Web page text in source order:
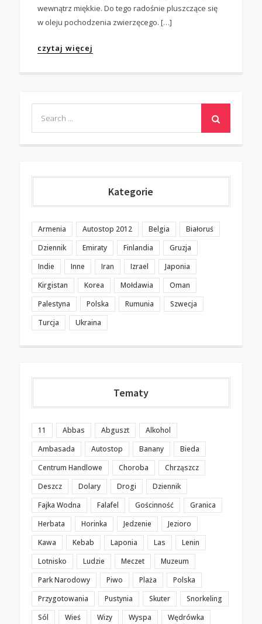
wewnątrz miękkie. Do tego radośnie pluszczące się
w oleju pochodzenia zwierzęcego. […]
czytaj więcej
for:
Kategorie
Armenia Autostop 2012 Belgia
Białoruś
Dziennik
Emiraty Finlandia
Gruzja
Indie
Inne Iran Izrael
Japonia
Kirgistan
Korea Mołdawia
Oman
Palestyna
Polska Rumunia
Szwecja
Turcja
Ukraina
Tematy
11 Abbas Abguszt
Alkohol
Ambasada
Autostop Banany
Bieda
Centrum Handlowe
Choroba
Chrząszcz
Deszcz
Dolary Drogi
Dziennik
Fajka Wodna
Falafel Gościnność
Granica
Herbata
Horinka Jedzenie
Jezioro
Kawa
Kebab Laponia Las
Lenin
Lotnisko
Ludzie Meczet
Muzeum
Park Narodowy
Piwo Plaża
Polska
Przygotowania
Pustynia Skuter
Snorkeling
Sól
Wieś Wizy Wyspa Wędrówka